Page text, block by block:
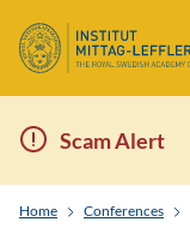
Scam Alert
Home Conferences